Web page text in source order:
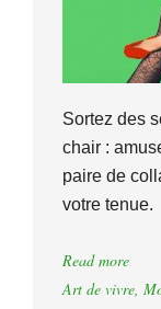
Sortez des
chair :
paire de
votre tenue.
Read more
Art de vivre,